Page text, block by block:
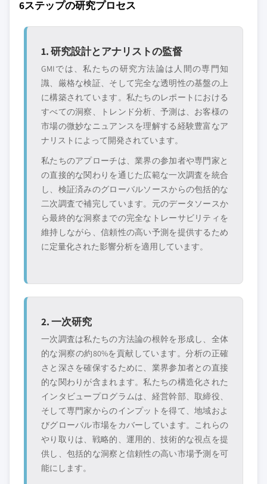
6ステップの研究プロセス
1. 研究設計とアナリストの監督
GMIでは、私たちの研究方法論は人間の専門知
識、厳格な検証、そして完全な透明性の基盤の上
に構築されています。私たちのレポートにおける
すべての洞察、トレンド分析、予測は、お客様の
市場の微妙なニュアンスを理解する経験豊富なア
ナリストによって開発されています。
私たちのアプローチは、業界の参加者や専門家と
の直接的な関わりを通じた広範な一次調査を統合
し、検証済みのグローバルソースからの包括的な
二次調査で補完しています。元のデータソースか
ら最終的な洞察までの完全なトレーサビリティを
維持しながら、信頼性の高い予測を提供するため
に定量化された影響分析を適用しています。
2. 一次研究
一次調査は私たちの方法論の根幹を形成し、全体
的な洞察の約80%を貢献しています。分析の正確
さと深さを確保するために、業界参加者との直接
的な関わりが含まれます。私たちの構造化された
インタビュープログラムは、経営幹部、取締役、
そして専門家からのインプットを得て、地域およ
びグローバル市場をカバーしています。これらの
やり取りは、戦略的、運用的、技術的な視点を提
供し、包括的な洞察と信頼性の高い市場予測を可
能にします。